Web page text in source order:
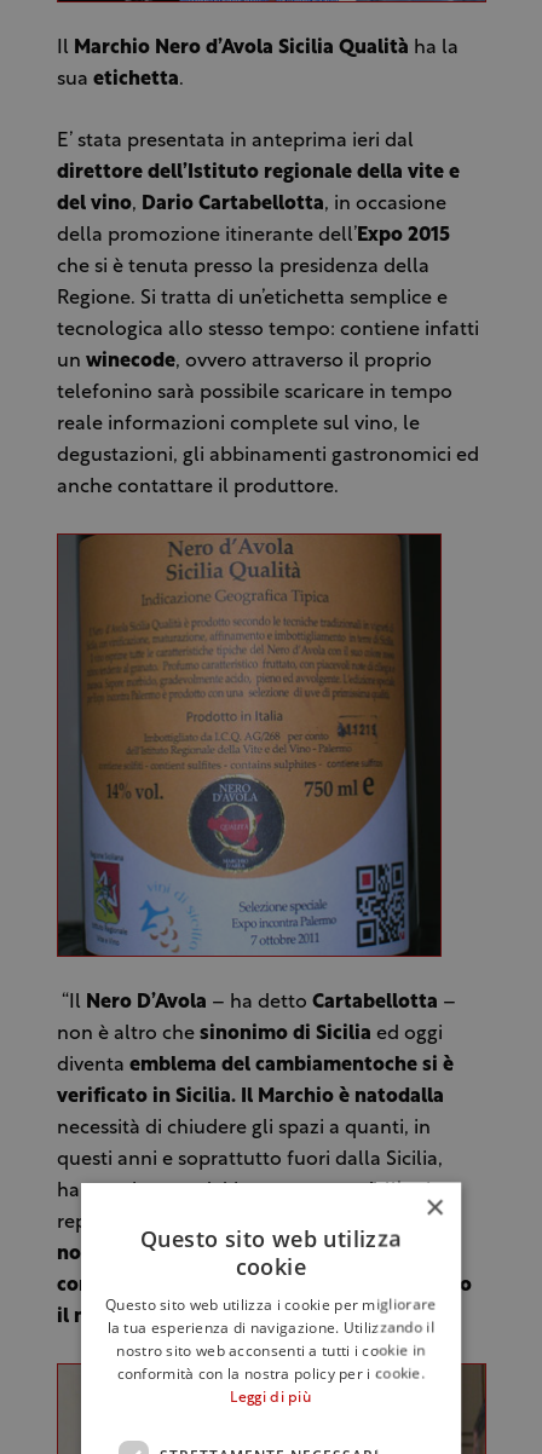
Il Marchio Nero d’Avola Sicilia Qualità ha la
sua etichetta.
E’ stata presentata in anteprima ieri dal
direttore dell’Istituto regionale della vite e
del vino, Dario Cartabellotta, in occasione
della promozione itinerante dell’Expo 2015
che si è tenuta presso la presidenza della
Regione. Si tratta di un’etichetta semplice e
tecnologica allo stesso tempo: contiene infatti
un winecode, ovvero attraverso il proprio
telefonino sarà possibile scaricare in tempo
reale informazioni complete sul vino, le
degustazioni, gli abbinamenti gastronomici ed
anche contattare il produttore.
“Il Nero D’Avola – ha detto Cartabellotta –
non è altro che sinonimo di Sicilia ed oggi
diventa emblema del cambiamentoche si è
verificato in Sicilia. Il Marchio è natodalla
necessità di chiudere gli spazi a quanti, in
questi anni e soprattutto fuori dalla Sicilia,
hanno abusato del buon nome e dell’ottima
reputazione del nostro
nostro obiettivo è fornire dunque una
conoscenza della Sicilia che passi attraverso
il meglio che essa può dare
×
Questo sito web utilizza
cookie
Questo sito web utilizza i cookie per migliorare
la tua esperienza di navigazione. Utilizzando il
nostro sito web acconsenti a tutti i cookie in
conformità con la nostra policy per i cookie.
Leggi di più